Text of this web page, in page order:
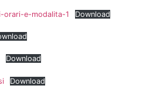
orari-e-modalita-1 Download
Download
Download